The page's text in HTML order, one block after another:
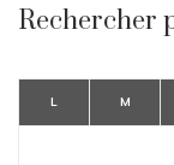
Rechercher
L M